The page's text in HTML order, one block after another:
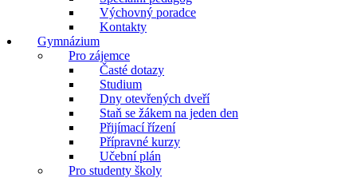
Výchovný poradce
Kontakty
Gymnázium
Pro zájemce
Časté dotazy
Studium
Dny otevřených dveří
Staň se žákem na jeden den
Přijímací řízení
Přípravné kurzy
Učební plán
Pro studenty školy